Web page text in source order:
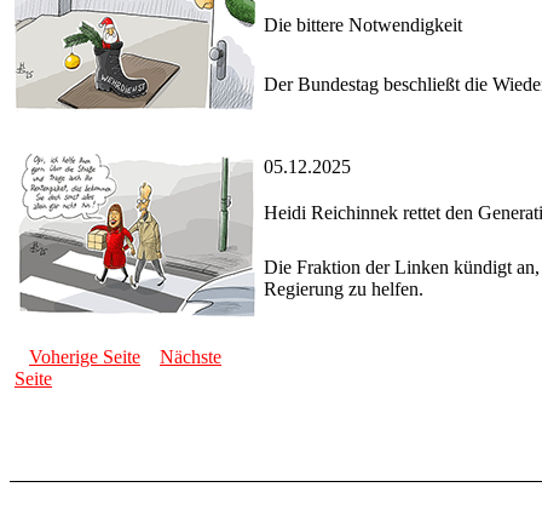
Die bittere Notwendigkeit
Der Bundestag beschließt die
05.12.2025
Heidi Reichinnek rettet den
Die Fraktion der Linken kündigt an,
Regierung zu helfen.
Voherige Seite
Nächste
Seite